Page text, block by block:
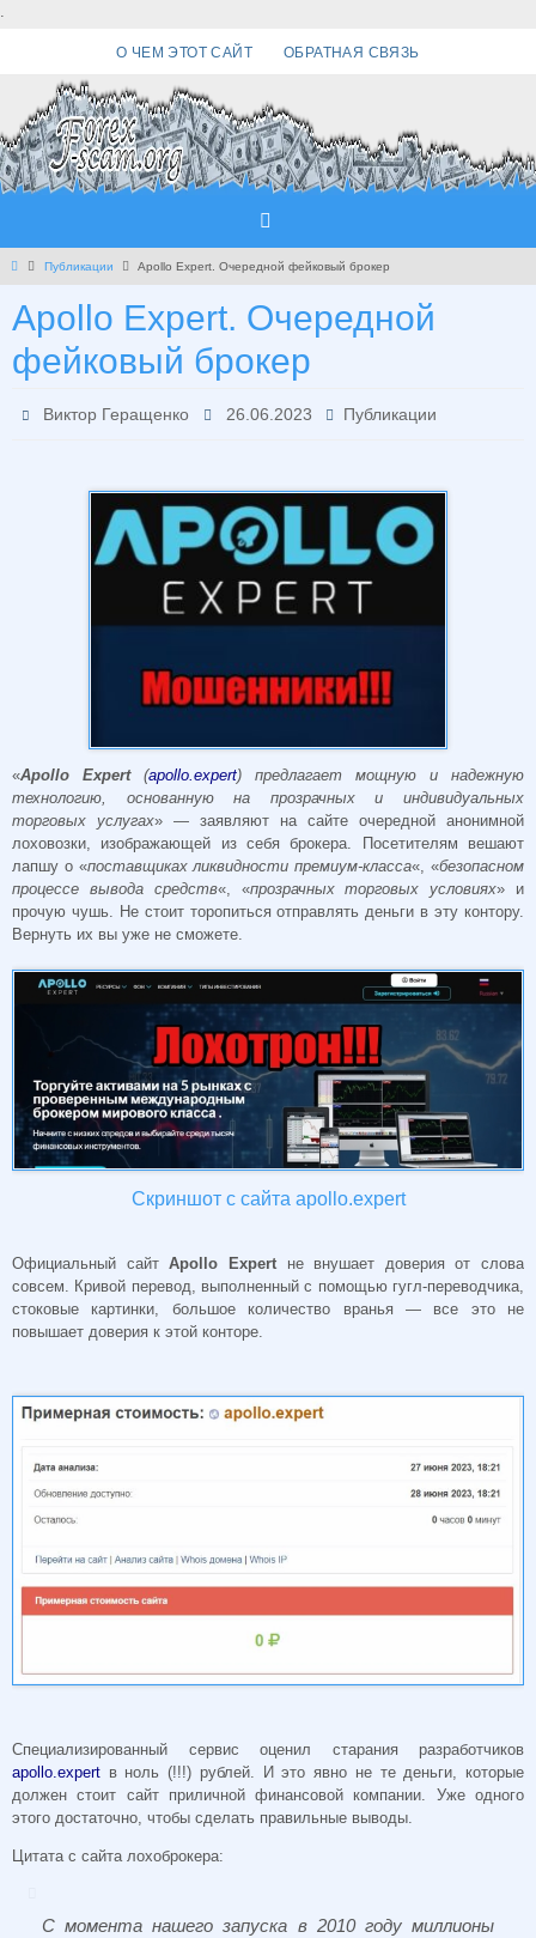
.
О ЧЕМ ЭТОТ САЙТ ОБРАТНАЯ СВЯЗЬ
Главная
Публикации Apollo Expert. Очередной фейковый брокер
Apollo Expert. Очередной
фейковый брокер
Виктор Геращенко 26.06.2023 Публикации
«Apollo Expert(apollo.expert) предлагает мощную и надежную
технологию, основанную на прозрачных и индивидуальных
торговых услугах» — заявляют на сайте очередной анонимной
лоховозки, изображающей из себя брокера. Посетителям вешают
лапшу о «поставщиках ликвидности премиум-класса«, «безопасном
процессе вывода средств«, «прозрачных торговых условиях» и
прочую чушь. Не стоит торопиться отправлять деньги в эту контору.
Вернуть их вы уже не сможете.
Скриншот с сайта apollo.expert
Официальный сайтApollo Expert не внушает доверия от слова
совсем. Кривой перевод, выполненный с помощью гугл-переводчика,
стоковые картинки, большое количество вранья — все это не
повышает доверия к этой конторе.
Специализированный сервис оценил старания разработчиков
apollo.expert в ноль (!!!) рублей. И это явно не те деньги, которые
должен стоит сайт приличной финансовой компании. Уже одного
этого достаточно, чтобы сделать правильные выводы.
Цитата с сайта лохоброкера:
С момента нашего запуска в 2010 году миллионы